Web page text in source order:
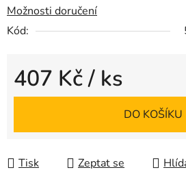
Možnosti doručení
Kód:
407 Kč/ ks
Měrná cena:
DO KOŠÍKU
Tisk Zeptat se